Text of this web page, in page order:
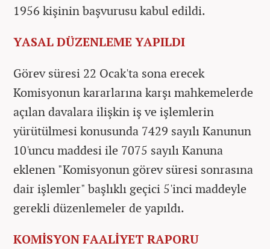
1956 kişinin başvurusu kabul edildi.
YASAL DÜZENLEME YAPILDI
Görev süresi 22 Ocak'ta sona erecek
Komisyonun kararlarına karşı mahkemelerde
açılan davalara ilişkin iş ve işlemlerin
yürütülmesi konusunda 7429 sayılı Kanunun
10'uncu maddesi ile 7075 sayılı Kanuna
eklenen "Komisyonun görev süresi sonrasına
dair işlemler" başlıklı geçici 5'inci maddeyle
gerekli düzenlemeler de yapıldı.
KOMİSYON FAALİYET RAPORU